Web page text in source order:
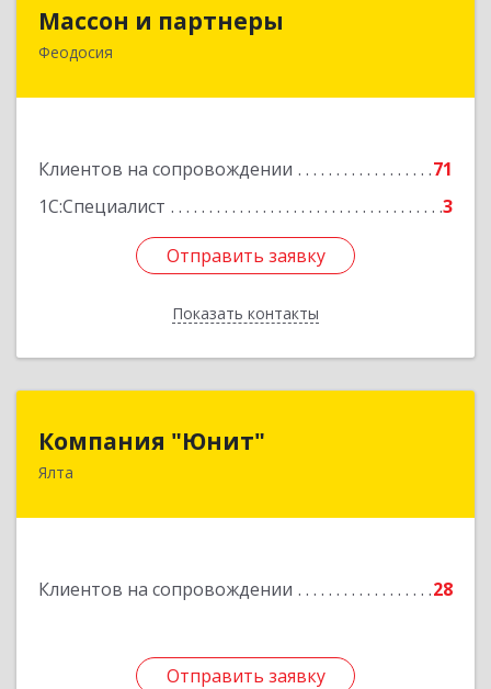
Массон и партнеры
Феодосия
Клиентов на сопровождении
71
1С:Специалист
3
Отправить заявку
Показать контакты
298112, Крым Респ, Феодосия г, Крымская ул,
Отправить заявку
Назад
Компания "Юнит"
Ялта
Клиентов на сопровождении 28
Отправить заявку
298600, Крым Респ, Ялта г, Васильева ул, дом №
Отправить заявку